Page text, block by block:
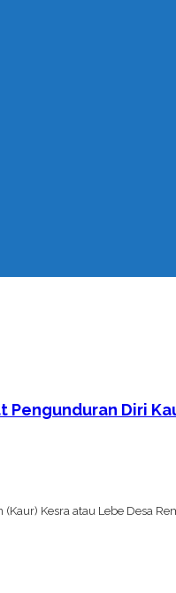
Pengunduran Diri
Kesra atau Lebe Desa